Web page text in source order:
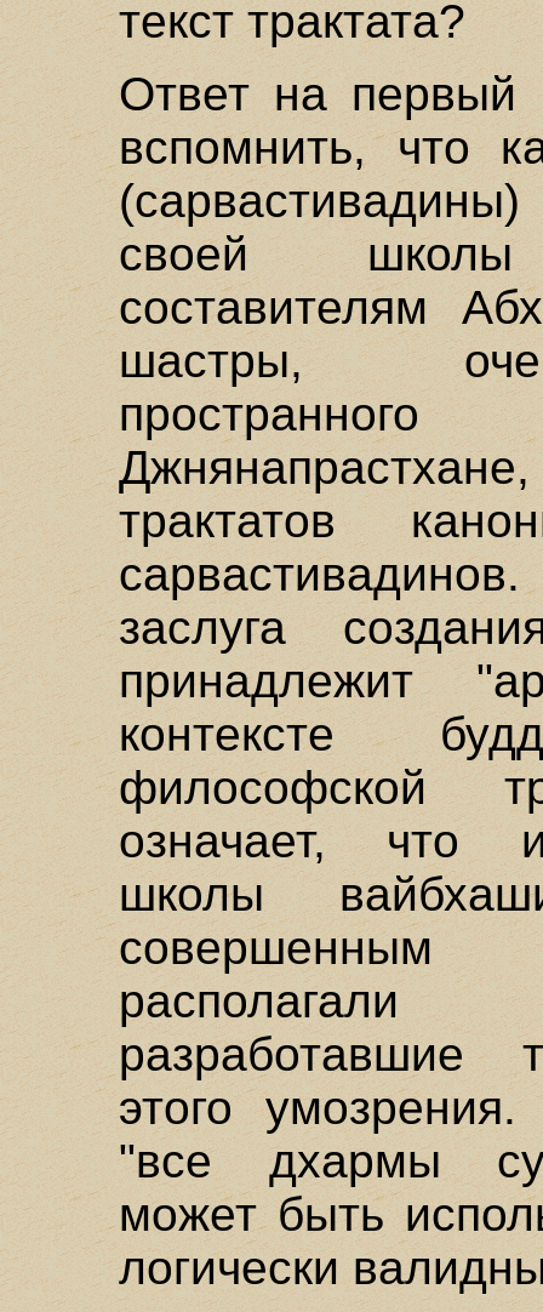
текст трактата?
Ответ на первый
вспомнить, что
своей
составителям
шастры,
трактатов
заслуга
принадлежит
контексте
философской
означает, что
школы
совершенным
располагали
разработавшие
этого
"все дхармы
может быть
логически